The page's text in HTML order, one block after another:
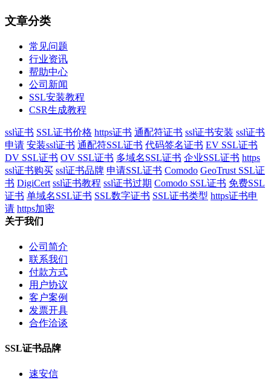
文章分类
常见问题
行业资讯
帮助中心
公司新闻
SSL安装教程
CSR生成教程
ssl证书 SSL证书价格 https证书 通配符证书 ssl证书安装 ssl证书
申请 安装ssl证书 通配符SSL证书 代码签名证书 EV SSL证书
DV SSL证书 OV SSL证书 多域名SSL证书 企业SSL证书 https
ssl证书购买 ssl证书品牌 申请SSL证书 Comodo GeoTrust SSL证
书 DigiCert ssl证书教程 ssl证书过期 Comodo SSL证书 免费SSL
证书 单域名SSL证书 SSL数字证书 SSL证书类型 https证书申
请 https加密
关于我们
公司简介
联系我们
付款方式
用户协议
客户案例
发票开具
合作洽谈
SSL证书品牌
速安信